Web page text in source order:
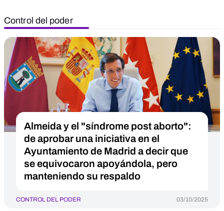
Control del poder
Almeida y el "síndrome post aborto":
de aprobar una iniciativa en el
Ayuntamiento de Madrid a decir que
se equivocaron apoyándola, pero
manteniendo su respaldo
CONTROL DEL PODER 03/10/2025